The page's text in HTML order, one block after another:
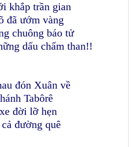
khắp trần gian
đã ướm vàng
chuông báo tử
dấu chấm than!!
đón Xuân về
Tabôrê
đời lỡ hẹn
đường quê